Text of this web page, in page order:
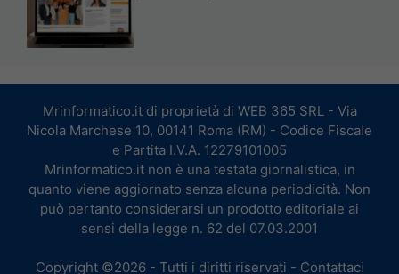
Mrinformatico.it di proprietà di WEB 365 SRL - Via
Nicola Marchese 10, 00141 Roma (RM) - Codice Fiscale
e Partita I.V.A. 12279101005
Mrinformatico.it non è una testata giornalistica, in
quanto viene aggiornato senza alcuna periodicità. Non
può pertanto considerarsi un prodotto editoriale ai
sensi della legge n. 62 del 07.03.2001
Copyright ©2026 - Tutti i diritti riservati - Contattaci